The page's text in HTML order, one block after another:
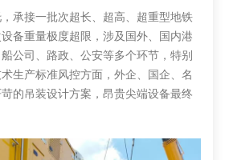
承接一批次超长、超高、超重型地铁
备重量极度超限，涉及国外、国内港
公司、路政、公安等多个环节，特别
生产标准风控方面，外企、国企、名
的吊装设计方案，昂贵尖端设备最终